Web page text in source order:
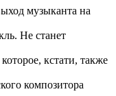
музыканта на
Не станет
кстати, также
композитора